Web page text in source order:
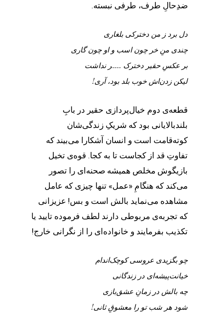
ضدِحالِ طرف، طرفی نبسته‌.
دل برد ز من دخترکی بلغاری
چندی منِ‌ خر چون اسب و او چون گاری
بر عکسِ‌ حقیر دخترک …..ر نداشت
لیکن زدن‌اش خوب بلد بود، آری!
قطعه‌ی دوم خیال‌پردازی حقیر در بابِ
بلندبالایانی بود که شریکِ زندگی‌شان
کوته‌قامت است و انسان آشکارا می‌بیند که
تفاوتِ قد از کجاست تا به کجا. قوه‌ی تخیل
بازیگوش مخلص همیشه صحنه‌ای را تصور
می‌کند که هنگامِ «عمل» تنها چیزی که عامل
مشاهده می‌نماید بالش است و بس! عزیزانی
که تجربه‌ی مربوطی دارند لطف فرموده تایید یا
تکذیب بفرمایند و خانواده‌ای را از نگرانی خارج!
چو بگزیدی عروسی کوچک‌اندام
خیانت‌پیشه‌ای در زندگانی
چه بالش در زمانِ‌ عشق‌بازی
شود هر شب تو را معشوقِ ثانی!